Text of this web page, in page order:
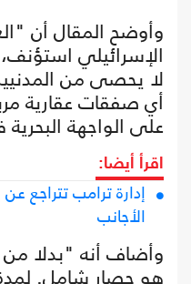
وأوضح المقال أن
الإسرائيلي
لا يحصى من
أي صفقات عقارية
على الواجهة
اقرأ أيضا:
إدارة ترامب تتراجع
الأجانب
وأضاف أنه "بدلا من